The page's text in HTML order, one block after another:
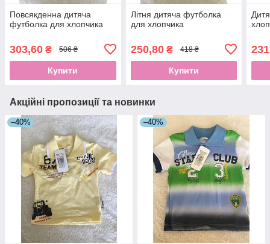
Повсякденна дитяча
футболка для хлопчика
303,60 ₴ 506 ₴
Купити
Літня дитяча футболка
для хлопчика
250,80₴ 418 ₴
Купити
231
Акційні пропозиції та новинки
–40% –40%